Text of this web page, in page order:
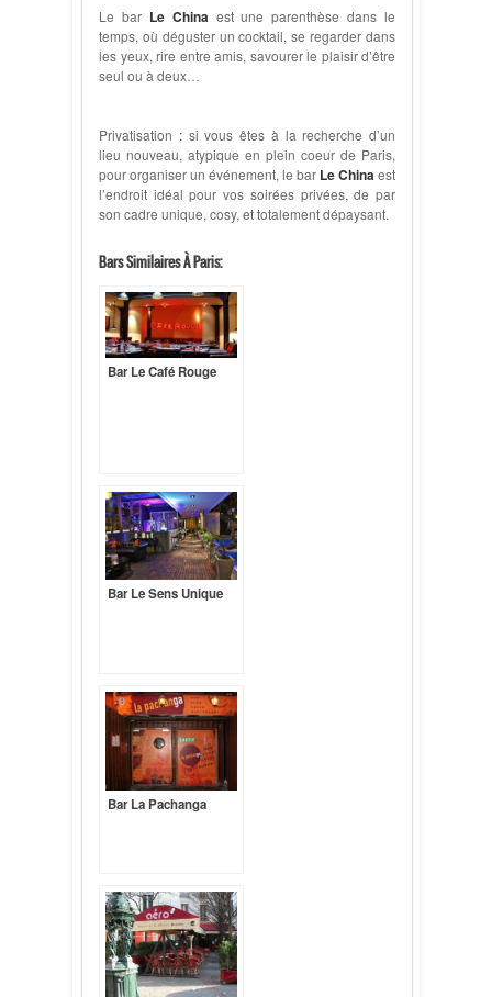
Le bar Le China est une parenthèse dans le
temps, où déguster un cocktail, se regarder dans
les yeux, rire entre amis, savourer le plaisir d’être
seul ou à deux…
Privatisation : si vous êtes à la recherche d’un
lieu nouveau, atypique en plein coeur de Paris,
pour organiser un événement, le bar Le Chinaest
l’endroit idéal pour vos soirées privées, de par
son cadre unique, cosy, et totalement dépaysant.
Bars Similaires À Paris:
Bar Le Café Rouge
Bar Le Sens Unique
Bar La Pachanga